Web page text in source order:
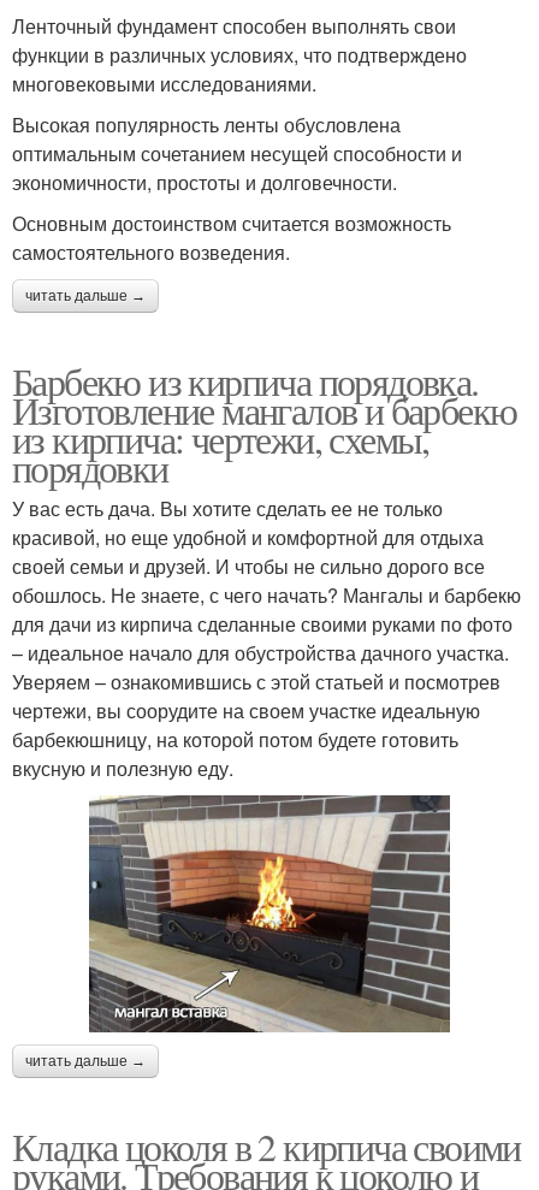
Ленточный фундамент способен выполнять свои
функции в различных условиях, что подтверждено
многовековыми исследованиями.
Высокая популярность ленты обусловлена
оптимальным сочетанием несущей способности и
экономичности, простоты и долговечности.
Основным достоинством считается возможность
самостоятельного возведения.
читать дальше →
Барбекю из кирпича порядовка.
Изготовление мангалов и барбекю
из кирпича: чертежи, схемы,
порядовки
У вас есть дача. Вы хотите сделать ее не только
красивой, но еще удобной и комфортной для отдыха
своей семьи и друзей. И чтобы не сильно дорого все
обошлось. Не знаете, с чего начать? Мангалы и барбекю
для дачи из кирпича сделанные своими руками по фото
– идеальное начало для обустройства дачного участка.
Уверяем – ознакомившись с этой статьей и посмотрев
чертежи, вы соорудите на своем участке идеальную
барбекюшницу, на которой потом будете готовить
вкусную и полезную еду.
читать дальше →
Кладка цоколя в 2 кирпича своими
руками. Требования к цоколю и